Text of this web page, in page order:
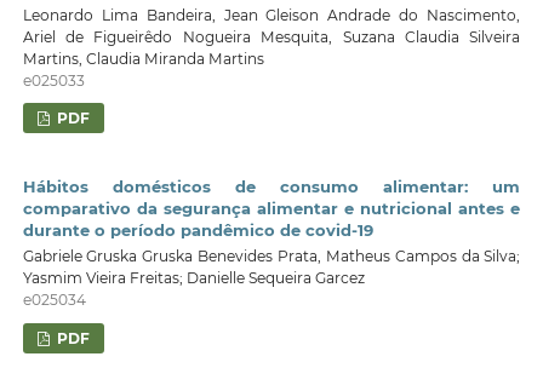
Leonardo Lima Bandeira, Jean Gleison Andrade do Nascimento,
Ariel de Figueirêdo Nogueira Mesquita, Suzana Claudia Silveira
Martins, Claudia Miranda Martins
e025033
PDF
Hábitos domésticos de consumo alimentar: um
comparativo da segurança alimentar e nutricional antes e
durante o período pandêmico de covid-19
Gabriele Gruska Gruska Benevides Prata, Matheus Campos da Silva;
Yasmim Vieira Freitas; Danielle Sequeira Garcez
e025034
PDF